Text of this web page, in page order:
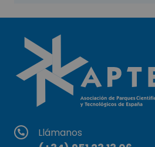
Llámanos